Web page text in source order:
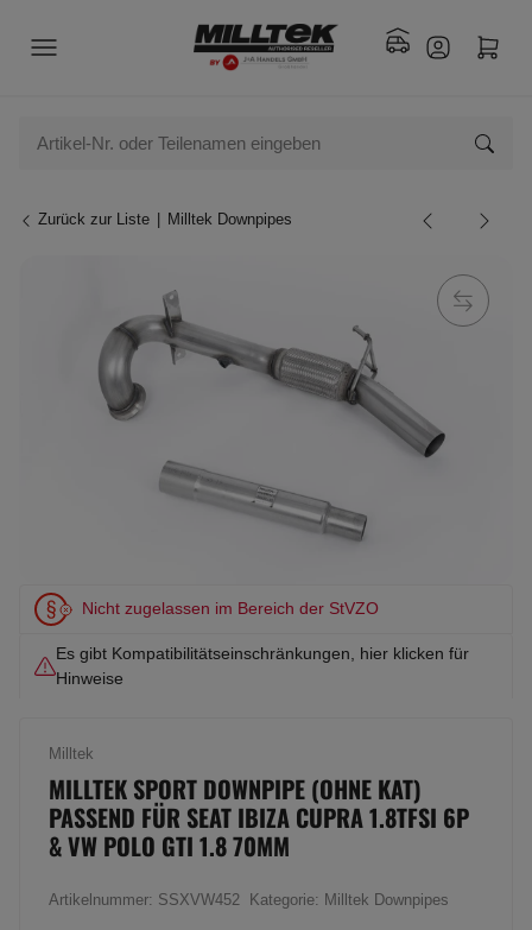
Zurück zur Liste Milltek Downpipes
Nicht zugelassen im Bereich der StVZO
Es gibt Kompatibilitätseinschränkungen, hier klicken für
Hinweise
Milltek
MILLTEK SPORT DOWNPIPE (OHNE KAT)
PASSEND FÜR SEAT IBIZA CUPRA 1.8TFSI 6P
& VW POLO GTI 1.8 70MM
Artikelnummer: SSXVW452 Kategorie: Milltek Downpipes